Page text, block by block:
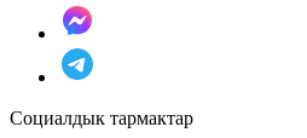
Социалдык тармактар